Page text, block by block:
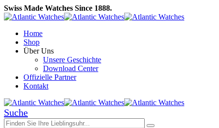
Swiss Made Watches Since 1888.
Home
Shop
Über Uns
Unsere Geschichte
Download Center
Offizielle Partner
Kontakt
Suche